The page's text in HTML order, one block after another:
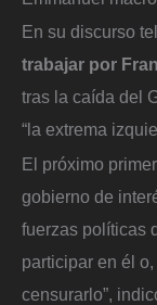
En su discurso
trabajar por
tras la caída del
“la extrema
El próximo
gobierno de
fuerzas políticas
participar en él
censurarlo”,